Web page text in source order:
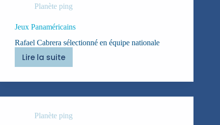
Planète ping
Jeux Panaméricains
Rafael Cabrera sélectionné en équipe nationale
Lire la suite
Jeux
Planète ping